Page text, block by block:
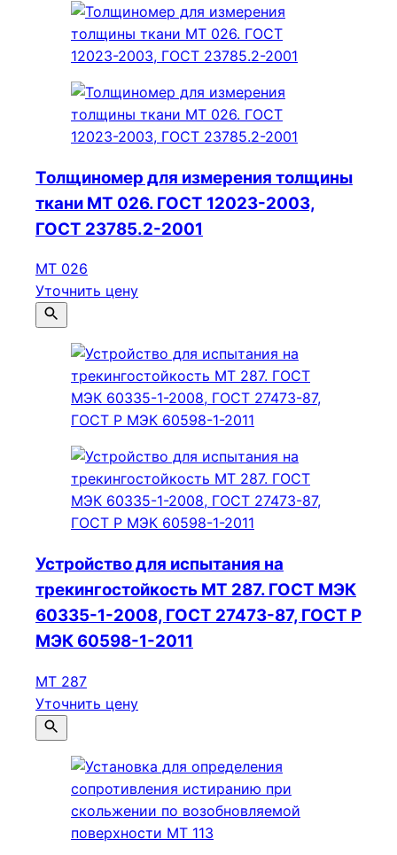
Толщиномер для измерения толщины
ткани МТ 026. ГОСТ 12023-2003,
ГОСТ 23785.2-2001
МТ 026
Уточнить цену
Устройство для испытания на
трекингостойкость МТ 287. ГОСТ МЭК
60335-1-2008, ГОСТ 27473-87, ГОСТ Р
МЭК 60598-1-2011
МТ 287
Уточнить цену